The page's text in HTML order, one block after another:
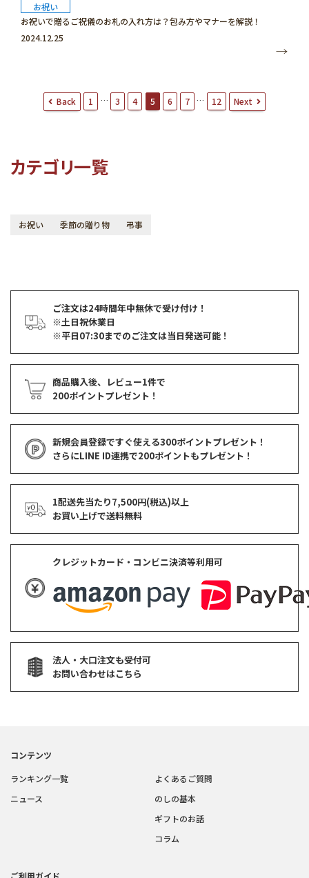
お祝い
お祝いで贈るご祝儀のお札の入れ方は？包み方やマナーを解説！
2024.12.25
シ
Back 1 … 3 4 5 6 7 … 12 Next
カテゴリ一覧
お祝い 季節の贈り物 弔事
ご注文は24時間年中無休で受け付け！
※土日祝休業日
※平日07:30までのご注文は当日発送可能！
商品購入後、レビュー1件で
200ポイントプレゼント！
新規会員登録ですぐ使える300ポイントプレゼント！
さらにLINE ID連携で200ポイントもプレゼント！
1配送先当たり7,500円(税込)以上
お買い上げで送料無料
クレジットカード・コンビニ決済等利用可
法人・大口注文も受付可
お問い合わせはこちら
コンテンツ
ランキング一覧
ニュース
よくあるご質問
のしの基本
ギフトのお話
コラム